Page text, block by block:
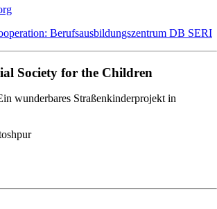
Berufsausbildungszentrum DB SERI
Society for the Children
wunderbares Straßenkinderprojekt in